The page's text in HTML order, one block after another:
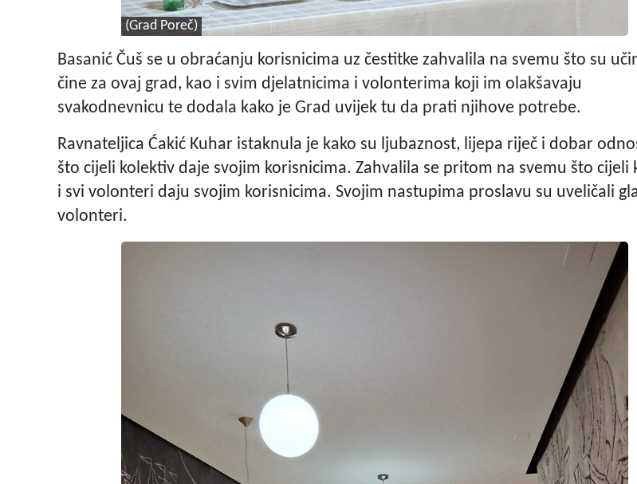
(Grad Poreč)
Basanić Čuš se u obraćanju korisnicima uz čestitke zahvalila na svemu što su
čine za ovaj grad, kao i svim djelatnicima i volonterima koji im olakšavaju
svakodnevnicu te dodala kako je Grad uvijek tu da prati njihove potrebe.
Ravnateljica Ćakić Kuhar istaknula je kako su ljubaznost, lijepa riječ i dobar
što cijeli kolektiv daje svojim korisnicima. Zahvalila se pritom na svemu što cijeli
i svi volonteri daju svojim korisnicima. Svojim nastupima proslavu su uveličali
volonteri.